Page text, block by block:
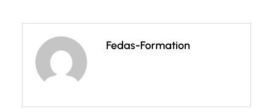
Fedas-Formation